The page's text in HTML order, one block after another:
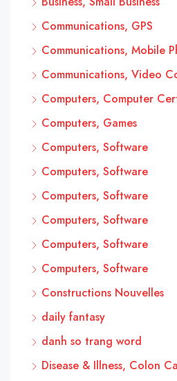
Communications, GPS
Communications, Mobile
Communications, Video
Computers, Computer
Computers, Games
Computers, Software
Computers, Software
Computers, Software
Computers, Software
Computers, Software
Computers, Software
Constructions Nouvelles
daily fantasy
danh so trang word
Disease & Illness, Colon